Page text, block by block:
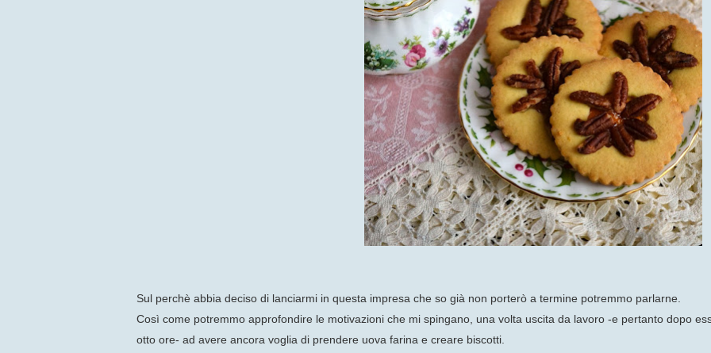
Sul perchè abbia deciso di lanciarmi in questa impresa che so già non porterò a termine potremmo parlarne.
Così come potremmo approfondire le motivazioni che mi spingano, una volta uscita da lavoro -e pertanto dopo
otto ore- ad avere ancora voglia di prendere uova farina e creare biscotti.